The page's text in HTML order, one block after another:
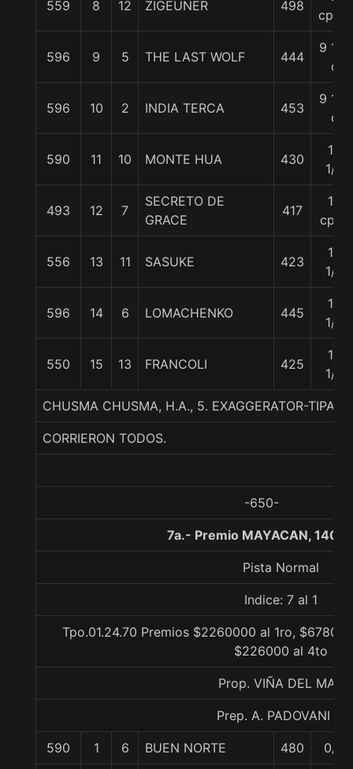
559 8 12 ZIGEUNER 498
cpos.
596 9 5 THE LAST WOLF 444
9 1/4
c
596 10 2 INDIA TERCA 453
9 1/2
c
590 11 10 MONTE HUA 430
12
1/4
493 12 7
SECRETO DE
GRACE
417
13
cpos
556 13 11 SASUKE 423
13
1/2
596 14 6 LOMACHENKO 445
13
1/2
550 15 13 FRANCOLI 425
14
1/4
CHUSMA CHUSMA, H.A., 5. EXAGGERATOR-TIPAT-
CORRIERON TODOS.
-650-
7a.- Premio MAYACAN, 1400
Pista Normal
Indice: 7 al 1
Tpo.01.24.70 Premios $2260000 al 1ro,
$226000 al 4to
Prop. VIÑA DEL MAR
Prep. A. PADOVANI E.
590 1 6 BUEN NORTE 480 0/0